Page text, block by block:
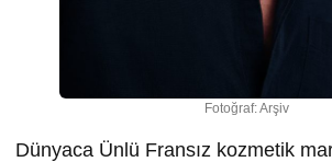
Fotoğraf: Arşiv
Dünyaca Ünlü Fransız kozmetik